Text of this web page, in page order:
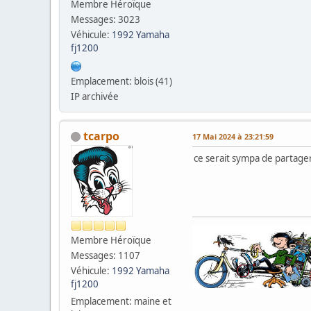
Membre Héroïque
Messages: 3023
Véhicule: 1992 Yamaha
fj1200
Emplacement: blois (41)
IP archivée
tcarpo
Membre Héroïque
Messages: 1107
Véhicule: 1992 Yamaha
fj1200
Emplacement: maine et
17 Mai 2024 à 23:21:59
ce serait sympa de